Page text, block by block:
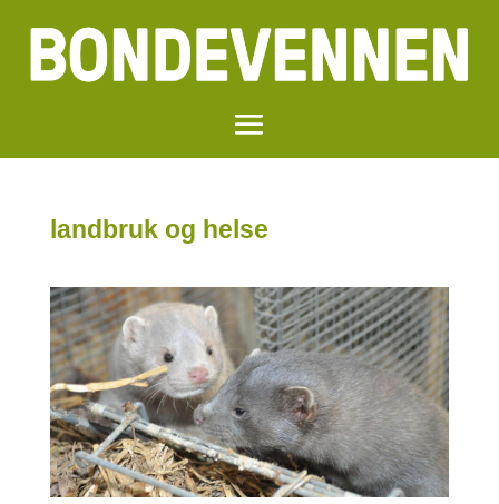
landbruk og helse